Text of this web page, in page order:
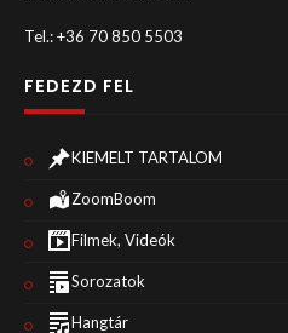
Tel.: +36 70 850 5503
FEDEZD FEL
KIEMELT TARTALOM
ZoomBoom
Filmek, Videók
Sorozatok
Hangtár